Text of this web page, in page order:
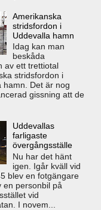
Amerikanska
stridsfordon i
Uddevalla hamn
Idag kan man
beskåda
av ett trettiotal
stridsfordon i
hamn. Det är nog
gissning att de
Uddevallas
farligaste
övergångsställe
Nu har det hänt
igen. Igår kväll vid
blev en fotgängare
en personbil på
vid
I novem...